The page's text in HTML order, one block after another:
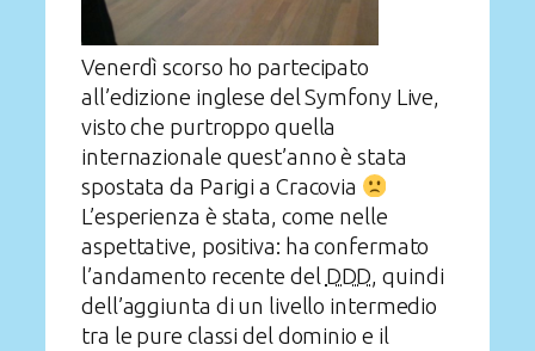
Venerdì scorso ho partecipato
all’edizione inglese del Symfony Live,
visto che purtroppo quella
internazionale quest’anno è stata
spostata da Parigi a Cracovia
L’esperienza è stata, come nelle
aspettative, positiva: ha confermato
l’andamento recente del DDD , quindi
dell’aggiunta di un livello intermedio
tra le pure classi del dominio e il